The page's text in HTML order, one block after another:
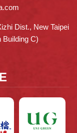
Dist., New Taipei
Building C)